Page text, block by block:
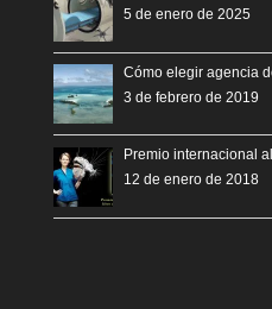
5 de enero de 2025
Cómo elegir agencia
3 de febrero de 2019
Premio internacional
12 de enero de 2018